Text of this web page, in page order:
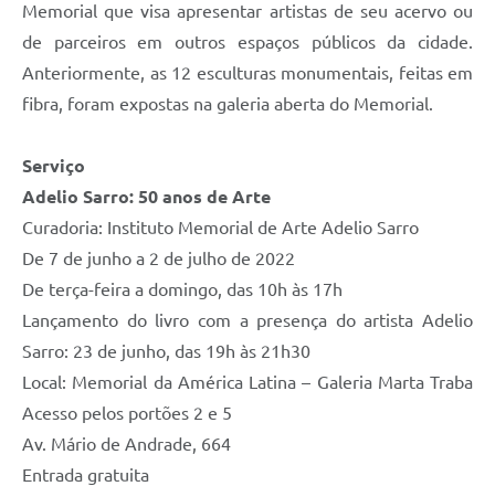
Memorial que visa apresentar artistas de seu acervo ou
de parceiros em outros espaços públicos da cidade.
Anteriormente, as 12 esculturas monumentais, feitas em
fibra, foram expostas na galeria aberta do Memorial.
Serviço
Adelio Sarro: 50 anos de Arte
Curadoria: Instituto Memorial de Arte Adelio Sarro
De 7 de junho a 2 de julho de 2022
De terça-feira a domingo, das 10h às 17h
Lançamento do livro com a presença do artista Adelio
Sarro: 23 de junho, das 19h às 21h30
Local: Memorial da América Latina – Galeria Marta Traba
Acesso pelos portões 2 e 5
Av. Mário de Andrade, 664
Entrada gratuita